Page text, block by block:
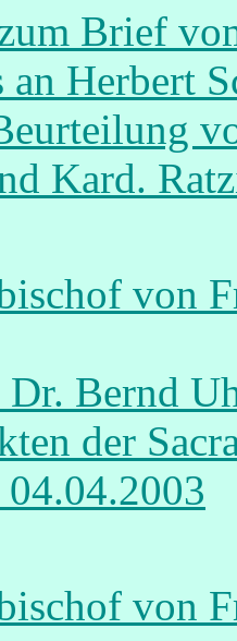
Brief
an Herbert
Kard.
von
Bernd
der
von